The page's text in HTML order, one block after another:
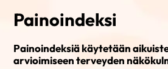
Painoindeksi
Painoindeksiä käytetään
arvioimiseen terveyden